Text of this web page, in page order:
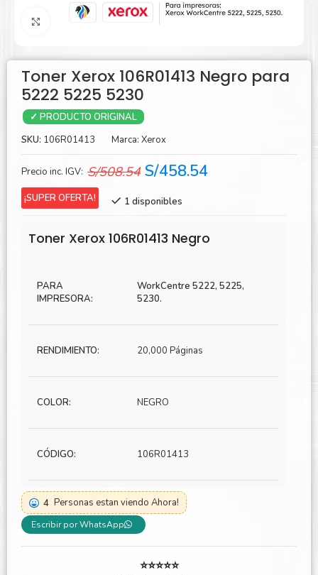
Agrandar
Toner Xerox 106R01413 Negro para
5222 5225 5230
✓ PRODUCTO ORIGINAL
SKU: 106R01413 Marca: Xerox
Precio inc. IGV: S/508.54 El
original
S/508.54.
S/458.54El
S/458.54.
¡SUPER OFERTA! 1 disponibles
Toner Xerox 106R01413 Negro
PARA
IMPRESORA:
WorkCentre 5222, 5225,
5230.
RENDIMIENTO: 20,000 Páginas
COLOR: NEGRO
CÓDIGO: 106R01413
4 Personas estan viendo Ahora!
Escribir por WhatsApp
⭐⭐⭐⭐⭐